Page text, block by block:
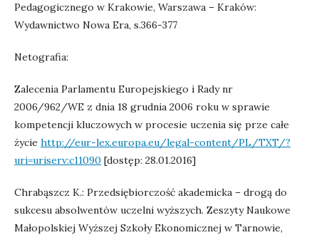
Pedagogicznego w Krakowie, Warszawa – Kraków:
Wydawnictwo Nowa Era, s.366-377
Netografia:
Zalecenia Parlamentu Europejskiego i Rady nr
2006/962/WE z dnia 18 grudnia 2006 roku w sprawie
kompetencji kluczowych w procesie uczenia się prze całe
życie http://eur-lex.europa.eu/legal-content/PL/TXT/?
uri=uriserv:c11090 [dostęp: 28.01.2016]
Chrabąszcz K.: Przedsiębiorczość akademicka – drogą do
sukcesu absolwentów uczelni wyższych. Zeszyty Naukowe
Małopolskiej Wyższej Szkoły Ekonomicznej w Tarnowie,